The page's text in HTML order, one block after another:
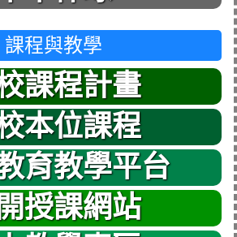
課程與教學
課程計畫
本位課程
育教學平台
授課網站